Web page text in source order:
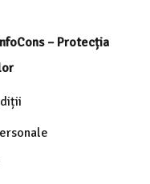
– Protecția